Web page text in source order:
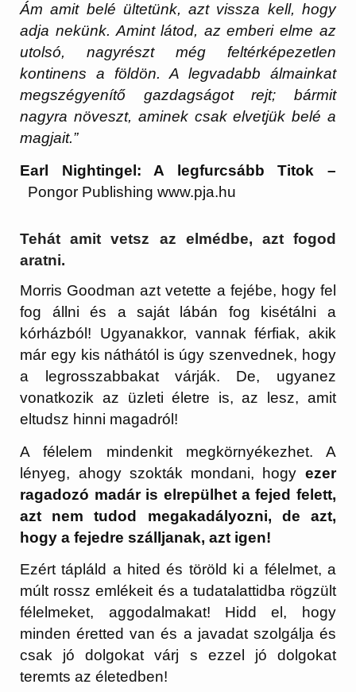
Ám amit belé ültetünk, azt vissza kell, hogy
adja nekünk. Amint látod, az emberi elme az
utolsó, nagyrészt még feltérképezetlen
kontinens a földön. A legvadabb álmainkat
megszégyenítő gazdagságot rejt; bármit
nagyra növeszt, aminek csak elvetjük belé a
magjait.”
Earl Nightingel: A legfurcsább Titok –
Pongor Publishing www.pja.hu
Tehát amit vetsz az elmédbe, azt fogod
aratni.
Morris Goodman azt vetette a fejébe, hogy fel
fog állni és a saját lábán fog kisétálni a
kórházból! Ugyanakkor, vannak férfiak, akik
már egy kis náthától is úgy szenvednek, hogy
a legrosszabbakat várják. De, ugyanez
vonatkozik az üzleti életre is, az lesz, amit
eltudsz hinni magadról!
A félelem mindenkit megkörnyékezhet. A
lényeg, ahogy szokták mondani, hogy ezer
ragadozó madár is elrepülhet a fejed felett,
azt nem tudod megakadályozni, de azt,
hogy a fejedre szálljanak, azt igen!
Ezért tápláld a hited és töröld ki a félelmet, a
múlt rossz emlékeit és a tudatalattidba rögzült
félelmeket, aggodalmakat! Hidd el, hogy
minden éretted van és a javadat szolgálja és
csak jó dolgokat várj s ezzel jó dolgokat
teremts az életedben!